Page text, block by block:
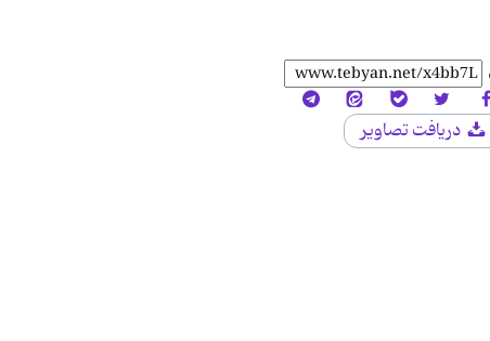
دریافت تصاویر